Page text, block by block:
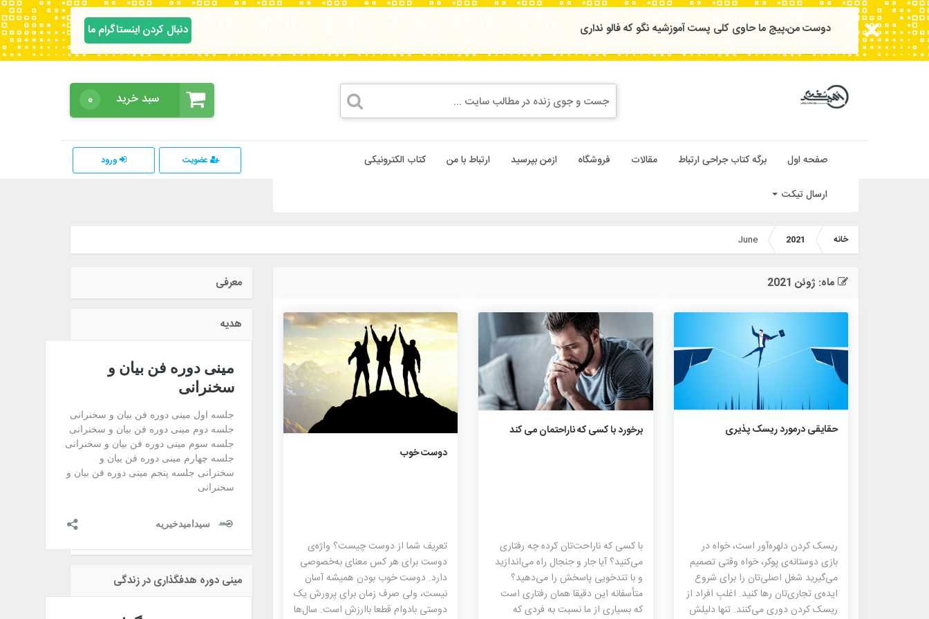
دوست من،پیج ما حاوی کلی پست آموزشیه نگو که فالو نداری دنبال کردن اینستاگرام ما
سبد خرید ۰
صفحه اول برگه کتاب جراحی ارتباط مقالات فروشگاه ازمن بپرسید ارتباط با من کتاب الکترونیکی
ارسال تیکت
عضویت ورود
خانه 2021
June
ماه: ژوئن 2021
حقایقی درمورد ریسک پذیری
ریسک‌ کردن دلهره‌آور است، خواه در
بازی دوستانه‌ی پوکر، خواه وقتی تصمیم‌
می‌گیرید شغل اصلی‌تان را برای شروع
ایده‌ی تجاری‌تان رها کنید. اغلبِ افراد از
ریسک‌ کردن دوری می‌کنند. تنها دلیلش
برخورد با کسی که ناراحتمان می کند
با کسی که ناراحت‌تان کرده چه رفتاری
می‌کنید؟ آیا جار و جنجال راه می‌اندازید
و با تندخویی پاسخش را می‌دهید؟
متأسفانه این دقیقا همان رفتاری است
که بسیاری از ما نسبت به فردی که
دوست خوب
تعریف شما از دوست چیست؟ واژه‌ی
دوست برای هر کس معنای به‌خصوصی
دارد. دوست خوب بودن همیشه آسان
نیست، ولی صرف زمان برای پرورش یک
دوستی بادوام قطعا باارزش است. سال‌ها
معرفی
هدیه
مینی دوره هدفگذاری در زندگی